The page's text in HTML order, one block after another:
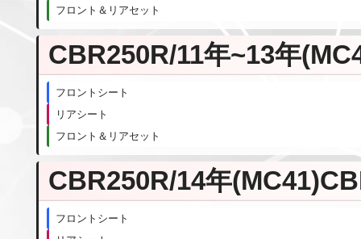
フロント＆リアセット
CBR250R/11年~13年
フロントシート
リアシート
フロント＆リアセット
CBR250R/14年
フロントシート